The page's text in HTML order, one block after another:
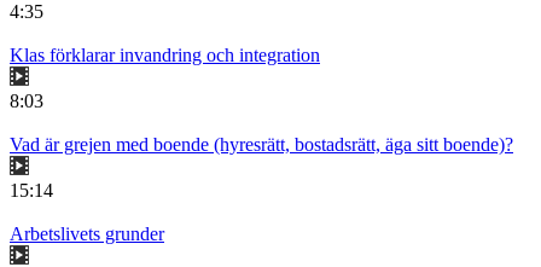
4:35
Klas förklarar invandring och integration
8:03
Vad är grejen med boende (hyresrätt, bostadsrätt, äga sitt boende)?
15:14
Arbetslivets grunder